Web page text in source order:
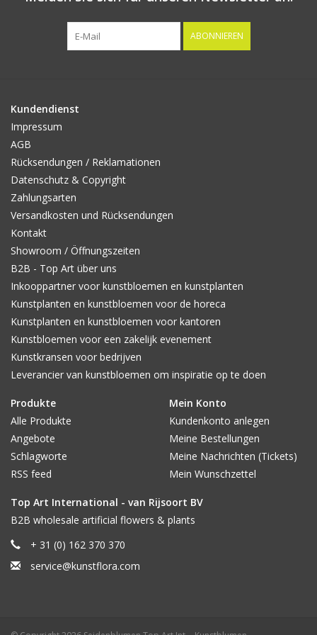
ABONNIEREN
Kundendienst
Impressum
AGB
Rücksendungen / Reklamationen
Datenschutz & Copyright
Zahlungsarten
Versandkosten und Rücksendungen
Kontakt
Showroom / Öffnungszeiten
B2B - Top Art über uns
Inkooppartner voor kunstbloemen en kunstplanten
Kunstplanten en kunstbloemen voor de horeca
Kunstplanten en kunstbloemen voor kantoren
Kunstbloemen voor een zakelijk evenement
Kunstkransen voor bedrijven
Leverancier van kunstbloemen om inspiratie op te doen
Produkte
Alle Produkte
Angebote
Schlagworte
RSS feed
Mein Konto
Kundenkonto anlegen
Meine Bestellungen
Meine Nachrichten (Tickets)
Mein Wunschzettel
Top Art International - van Rijsoort BV
B2B wholesale artificial flowers & plants
+ 31 (0) 162 370 370
service@kunstflora.com